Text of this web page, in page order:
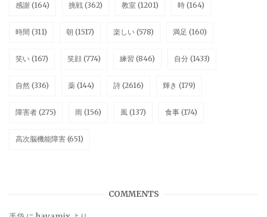
感謝 (164) 挑戦 (362) 教室 (1201) 時 (164)
時間 (311) 朝 (1517) 楽しい (578) 満足 (160)
笑い (167) 笑顔 (774) 練習 (846) 自分 (1433)
自然 (336) 薬 (144) 詩 (2616) 輝き (179)
障害者 (275) 雨 (156) 風 (137) 食事 (174)
高次脳機能障害 (651)
COMMENTS